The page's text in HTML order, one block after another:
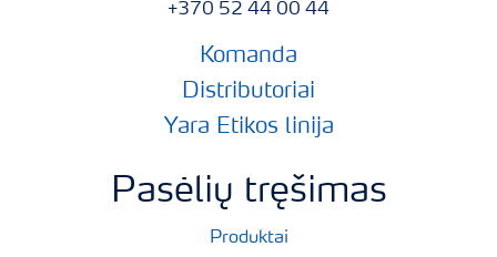
+370 52 44 00 44
Komanda
Distributoriai
Yara Etikos linija
Pasėlių tręšimas
Produktai